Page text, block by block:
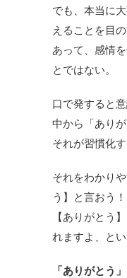
でも、本当に
えることを目
あって、感情
とではない。
口で発すると
中から「あり
それが習慣化す
それをわかり
う】と言おう
【ありがとう
れますよ、と
「ありがとう